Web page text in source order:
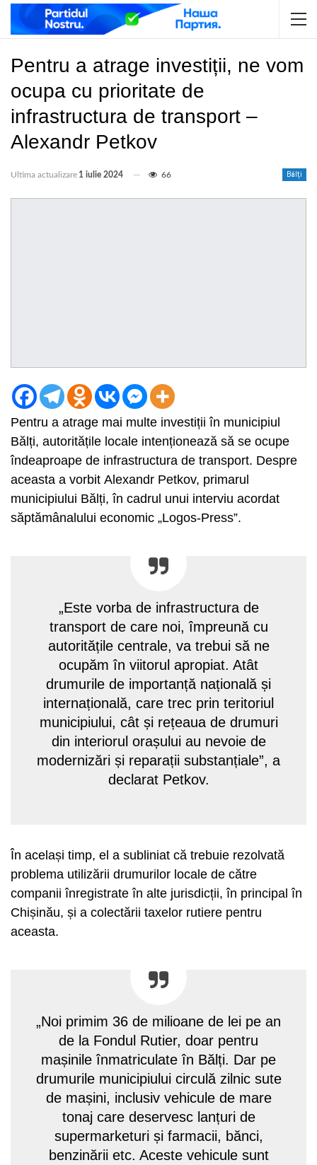
Pentru a atrage investiții, ne vom
ocupa cu prioritate de
infrastructura de transport –
Alexandr Petkov
Bălți
Ultima actualizare 1 iulie 2024 66
Pentru a atrage mai multe investiții în municipiul
Bălți, autoritățile locale intenționează să se ocupe
îndeaproape de infrastructura de transport. Despre
aceasta a vorbit Alexandr Petkov, primarul
municipiului Bălți, în cadrul unui interviu acordat
săptămânalului economic „Logos-Press”.
„Este vorba de infrastructura de
transport de care noi, împreună cu
autoritățile centrale, va trebui să ne
ocupăm în viitorul apropiat. Atât
drumurile de importanță națională și
internațională, care trec prin teritoriul
municipiului, cât și rețeaua de drumuri
din interiorul orașului au nevoie de
modernizări și reparații substanțiale”, a
declarat Petkov.
În același timp, el a subliniat că trebuie rezolvată
problema utilizării drumurilor locale de către
companii înregistrate în alte jurisdicții, în principal în
Chișinău, și a colectării taxelor rutiere pentru
aceasta.
„Noi primim 36 de milioane de lei pe an
de la Fondul Rutier, doar pentru
mașinile înmatriculate în Bălți. Dar pe
drumurile municipiului circulă zilnic sute
de mașini, inclusiv vehicule de mare
tonaj care deservesc lanțuri de
supermarketuri și farmacii, bănci,
benzinării etc. Aceste vehicule sunt